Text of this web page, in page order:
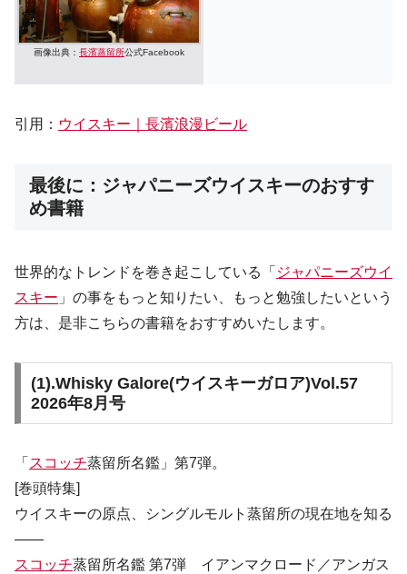
画像出典： 長濱蒸留所公式Facebook
引用： ウイスキー｜長濱浪漫ビール
最後に：ジャパニーズウイスキーのおすす
め書籍
世界的なトレンドを巻き起こしている「 ジャパニーズウイ
スキー 」の事をもっと知りたい、もっと勉強したいという
方は、是非こちらの書籍をおすすめいたします。
(1).Whisky Galore(ウイスキーガロア)Vol.57
2026年8月号
「 スコッチ蒸留所名鑑」第7弾。
[巻頭特集]
ウイスキーの原点、シングルモルト蒸留所の現在地を知る
――
スコッチ蒸留所名鑑 第7弾 イアンマクロード／アンガス